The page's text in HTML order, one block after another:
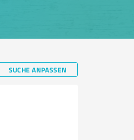
SUCHE ANPASSEN